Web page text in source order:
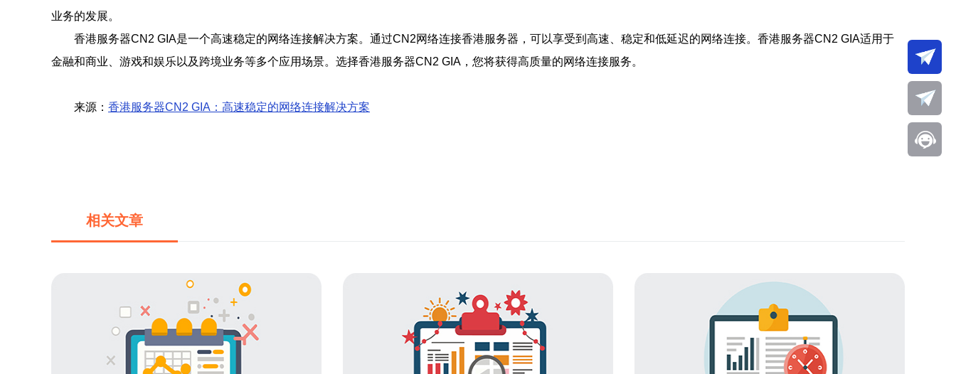
业务的发展。
香港服务器CN2 GIA是一个高速稳定的网络连接解决方案。通过CN2网络连接香港服务器，可以享受到高速、稳定和低延迟的网络连接。香港服务器CN2 GIA适用于
金融和商业、游戏和娱乐以及跨境业务等多个应用场景。选择香港服务器CN2 GIA，您将获得高质量的网络连接服务。
来源： 香港服务器CN2 GIA：高速稳定的网络连接解决方案
相关文章